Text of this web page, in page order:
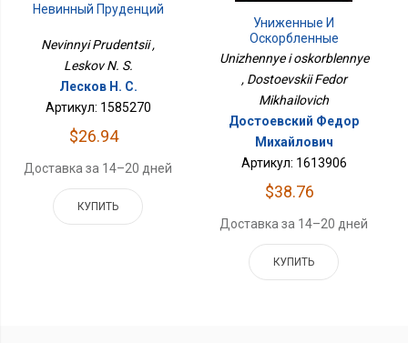
Невинный Пруденций
Nevinnyi Prudentsii ,
Leskov N. S.
Лесков Н. С.
Артикул: 1585270
$26.94
Доставка за 14–20 дней
КУПИТЬ
Униженные И
Оскорбленные
Unizhennye i oskorblennye
, Dostoevskii Fedor
Mikhailovich
Достоевский Федор
Михайлович
Артикул: 1613906
$38.76
Доставка за 14–20 дней
КУПИТЬ